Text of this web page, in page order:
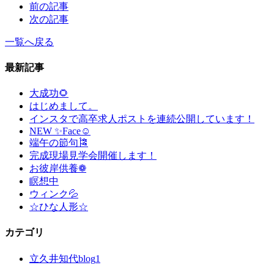
前の記事
次の記事
一覧へ戻る
最新記事
大成功🌻
はじめまして。
インスタで高卒求人ポストを連続公開しています！
NEW ✨Face☺
端午の節句🎏
完成現場見学会開催します！
お彼岸供養❁
瞑想中
ウィンク💦
☆ひな人形☆
カテゴリ
立久井知代blog1